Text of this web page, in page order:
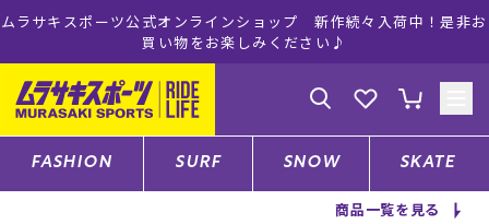
サキスポーツ公式オンラインショップ 新作続々入荷中！是非お
買い物をお楽しみください♪
ゲスト様
ログイン 会員登録
FASHION SURF SNOW SKATE
商品一覧を見る